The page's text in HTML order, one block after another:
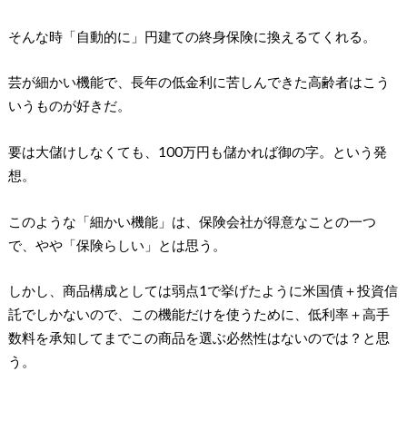
そんな時「自動的に」円建ての終身保険に換えるてくれる。
芸が細かい機能で、長年の低金利に苦しんできた高齢者はこう
いうものが好きだ。
要は大儲けしなくても、100万円も儲かれば御の字。という発
想。
このような「細かい機能」は、保険会社が得意なことの一つ
で、やや「保険らしい」とは思う。
しかし、商品構成としては弱点1で挙げたように米国債＋投資信
託でしかないので、この機能だけを使うために、低利率＋高手
数料を承知してまでこの商品を選ぶ必然性はないのでは？と思
う。